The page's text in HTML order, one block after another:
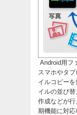
Android用フ
スマホやタ
イルコピー
イルの並び
作成などが
期機能に対